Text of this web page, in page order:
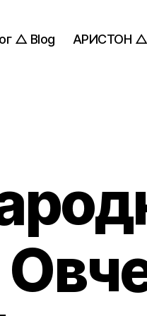
△ Blog АРИСТОН △